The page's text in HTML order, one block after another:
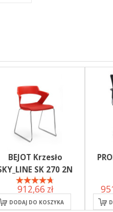
BEJOT Krzesło
SK 270 2N
912,66 zł
DODAJ DO KOSZYKA